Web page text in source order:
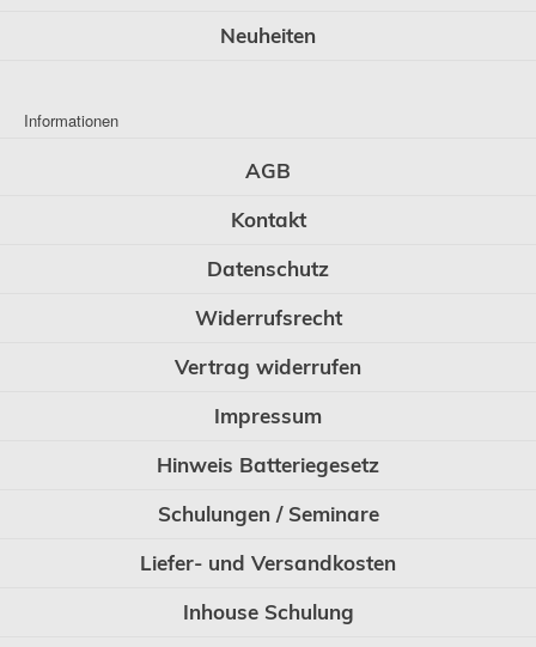
Neuheiten
Informationen
AGB
Kontakt
Datenschutz
Widerrufsrecht
Vertrag widerrufen
Impressum
Hinweis Batteriegesetz
Schulungen / Seminare
Liefer- und Versandkosten
Inhouse Schulung